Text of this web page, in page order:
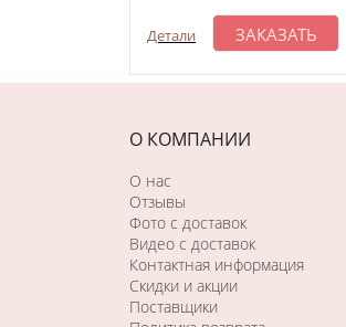
Детали ЗАКАЗАТЬ
О КОМПАНИИ
О нас
Отзывы
Фото c доставок
Видео с доставок
Контактная информация
Скидки и акции
Поставщики